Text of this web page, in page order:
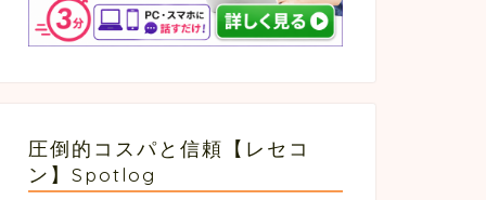
圧倒的コスパと信頼【レセコ
ン】Spotlog